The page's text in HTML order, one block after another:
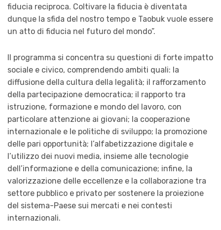
fiducia reciproca. Coltivare la fiducia è diventata
dunque la sfida del nostro tempo e Taobuk vuole essere
un atto di fiducia nel futuro del mondo”.
Il programma si concentra su questioni di forte impatto
sociale e civico, comprendendo ambiti quali: la
diffusione della cultura della legalità; il rafforzamento
della partecipazione democratica; il rapporto tra
istruzione, formazione e mondo del lavoro, con
particolare attenzione ai giovani; la cooperazione
internazionale e le politiche di sviluppo; la promozione
delle pari opportunità; l’alfabetizzazione digitale e
l’utilizzo dei nuovi media, insieme alle tecnologie
dell’informazione e della comunicazione; infine, la
valorizzazione delle eccellenze e la collaborazione tra
settore pubblico e privato per sostenere la proiezione
del sistema-Paese sui mercati e nei contesti
internazionali.